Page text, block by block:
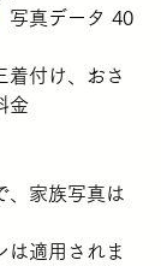
、写真データ 40
付け、おさ
金
家族写真は
適用されま